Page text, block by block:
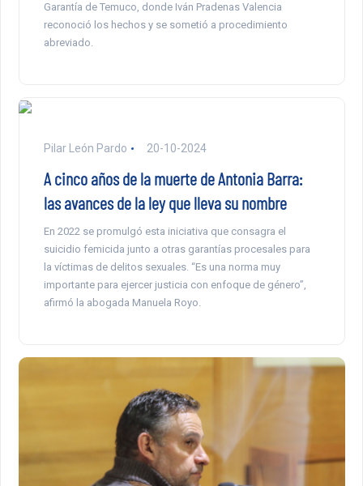
Garantía de Temuco, donde Iván Pradenas Valencia
reconoció los hechos y se sometió a procedimiento
abreviado.
Pilar León Pardo 20-10-2024
A cinco años de la muerte de Antonia Barra:
las avances de la ley que lleva su nombre
En 2022 se promulgó esta iniciativa que consagra el
suicidio femicida junto a otras garantías procesales para
la víctimas de delitos sexuales. “Es una norma muy
importante para ejercer justicia con enfoque de género”,
afirmó la abogada Manuela Royo.